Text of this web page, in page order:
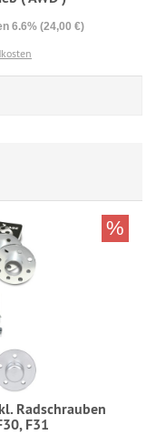
6.6% (24,00 €)
Radschrauben
F31
%